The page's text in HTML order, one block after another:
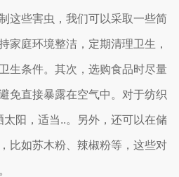
这些害虫，我们可以采取一些简
家庭环境整洁，定期清理卫生，
生条件。其次，选购食品时尽量
免直接暴露在空气中。对于纺织
阳，适当..。另外，还可以在储
比如苏木粉、辣椒粉等，这些对